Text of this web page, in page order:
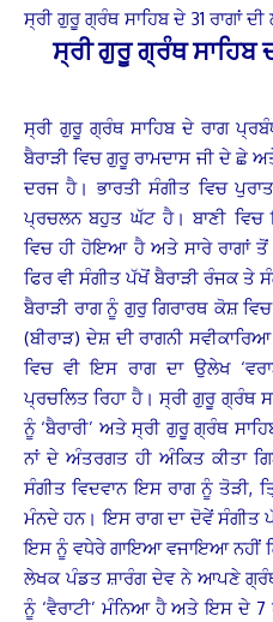
ਸ੍ਰੀ ਗੁਰੂ ਗ੍ਰੰਥ ਸਾਹਿਬ ਦੇ 31 ਰਾਗਾਂ ਦੀ
ਸ੍ਰੀ ਗੁਰੂ ਗ੍ਰੰਥ ਸਾਹਿਬ
ਸ੍ਰੀ ਗੁਰੂ ਗ੍ਰੰਥ ਸਾਹਿਬ ਦੇ ਰਾਗ
ਬੈਰਾੜੀ ਵਿਚ ਗੁਰੂ ਰਾਮਦਾਸ ਜੀ ਦੇ ਛੇ
ਦਰਜ ਹੈ। ਭਾਰਤੀ ਸੰਗੀਤ ਵਿਚ
ਪ੍ਰਚਲਨ ਬਹੁਤ ਘੱਟ ਹੈ। ਬਾਣੀ
ਵਿਚ ਹੀ ਹੋਇਆ ਹੈ ਅਤੇ ਸਾਰੇ ਰਾਗਾਂ
ਫਿਰ ਵੀ ਸੰਗੀਤ ਪੱਖੋਂ ਬੈਰਾੜੀ ਰੰਜਕ ਤੇ
ਬੈਰਾੜੀ ਰਾਗ ਨੂੰ ਗੁਰੁ ਗਿਰਾਰਥ ਕੋਸ਼
(ਬੀਰਾੜ) ਦੇਸ਼ ਦੀ ਰਾਗਨੀ
ਵਿਚ ਵੀ ਇਸ ਰਾਗ ਦਾ ਉਲੇਖ
ਪ੍ਰਚਲਿਤ ਰਿਹਾ ਹੈ। ਸ੍ਰੀ ਗੁਰੂ ਗ੍ਰੰਥ
ਨੂੰ ‘ਬੈਰਾਰੀ’ ਅਤੇ ਸ੍ਰੀ ਗੁਰੂ ਗ੍ਰੰਥ
ਨਾਂ ਦੇ ਅੰਤਰਗਤ ਹੀ ਅੰਕਿਤ ਕੀਤਾ
ਸੰਗੀਤ ਵਿਦਵਾਨ ਇਸ ਰਾਗ ਨੂੰ ਤੋੜੀ,
ਮੰਨਦੇ ਹਨ। ਇਸ ਰਾਗ ਦਾ ਦੋਵੇਂ ਸੰਗੀਤ
ਇਸ ਨੂੰ ਵਧੇਰੇ ਗਾਇਆ ਵਜਾਇਆ ਨਹੀਂ
ਲੇਖਕ ਪੰਡਤ ਸ਼ਾਰੰਗ ਦੇਵ ਨੇ ਆਪਣੇ ਗ੍ਰੰਥ
ਨੂੰ ‘ਵੈਰਾਟੀ’ ਮੰਨਿਆ ਹੈ ਅਤੇ ਇਸ ਦੇ 7